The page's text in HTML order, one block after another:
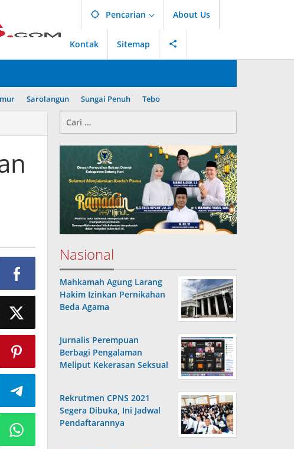
Pencarian About Us
Kontak Sitemap
Sarolangun Sungai Penuh Tebo
Cari
untuk:
Nasional
Mahkamah Agung Larang
Hakim Izinkan Pernikahan
Beda Agama
Jurnalis Perempuan
Berbagi Pengalaman
Meliput Kekerasan Seksual
Rekrutmen CPNS 2021
Segera Dibuka, Ini Jadwal
Pendaftarannya